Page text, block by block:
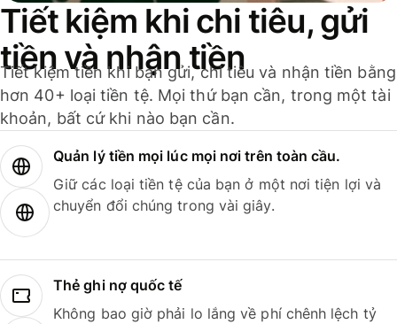
Tiết kiệm khi chi tiêu, gửi
tiền và nhận tiền
Tiết kiệm tiền khi bạn gửi, chi tiêu và nhận tiền bằng
hơn 40+ loại tiền tệ. Mọi thứ bạn cần, trong một tài
khoản, bất cứ khi nào bạn cần.
Quản lý tiền mọi lúc mọi nơi trên toàn cầu.
Giữ các loại tiền tệ của bạn ở một nơi tiện lợi và
chuyển đổi chúng trong vài giây.
Thẻ ghi nợ quốc tế
Không bao giờ phải lo lắng về phí chênh lệch tỷ